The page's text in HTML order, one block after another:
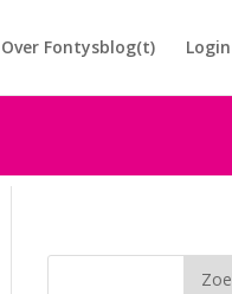
Over Fontysblog(t) Login